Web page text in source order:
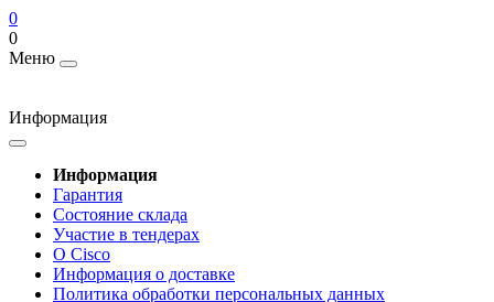
0
0
Меню
Информация
Информация
Гарантия
Состояние склада
Участие в тендерах
О Cisco
Информация о доставке
Политика обработки персональных данных